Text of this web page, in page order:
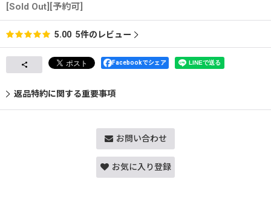
[Sold Out][予約可]
5.00 5件のレビュー
Facebookでシェア
返品特約に関する重要事項
お問い合わせ
お気に入り登録